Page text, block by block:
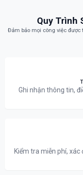
Quy Trình
Đảm bảo mọi công việc được
Ghi nhận thông tin,
Kiểm tra miễn phí,